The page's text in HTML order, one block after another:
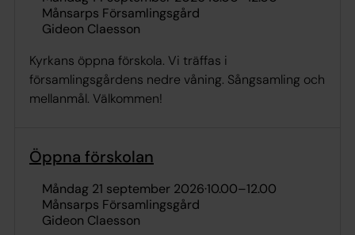
Månsarps Församlingsgård
Gideon Claesson
Kyrkans öppna förskola. Vi träffas i
församlingsgårdens nedre våning. Sångsamling och
mellanmål. Välkommen!
Öppna förskolan
måndag 21 september 2026·10.00–12.00
Månsarps Församlingsgård
Gideon Claesson